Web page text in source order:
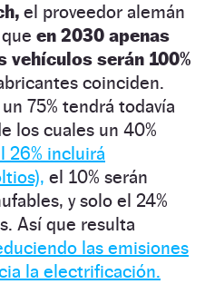
el proveedor alemán
en 2030 apenas
vehículos serán 100%
coinciden.
75% tendrá todavía
los cuales un 40%
26% incluirá
el 10% serán
y solo el 24%
Así que resulta
las emisiones
la electrificación.